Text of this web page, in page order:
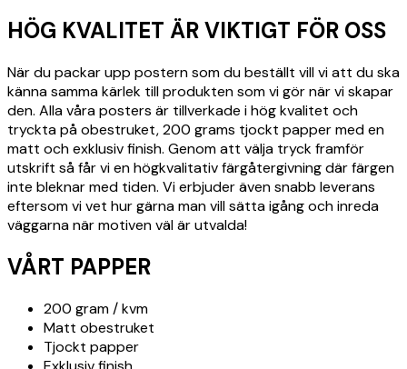
HÖG KVALITET ÄR VIKTIGT FÖR OSS
När du packar upp postern som du beställt vill vi att du ska
känna samma kärlek till produkten som vi gör när vi skapar
den. Alla våra posters är tillverkade i hög kvalitet och
tryckta på obestruket, 200 grams tjockt papper med en
matt och exklusiv finish. Genom att välja tryck framför
utskrift så får vi en högkvalitativ färgåtergivning där färgen
inte bleknar med tiden. Vi erbjuder även snabb leverans
eftersom vi vet hur gärna man vill sätta igång och inreda
väggarna när motiven väl är utvalda!
VÅRT PAPPER
200 gram / kvm
Matt obestruket
Tjockt papper